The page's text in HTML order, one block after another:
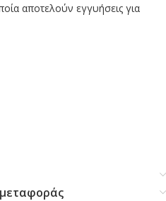
αποτελούν εγγυήσεις για